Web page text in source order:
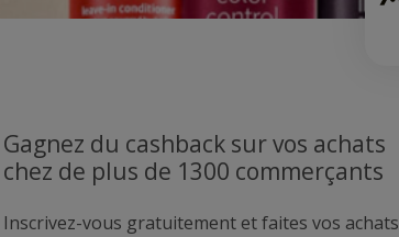
Gagnez du cashback sur vos achats
chez de plus de 1300 commerçants
Inscrivez-vous gratuitement et faites vos achats